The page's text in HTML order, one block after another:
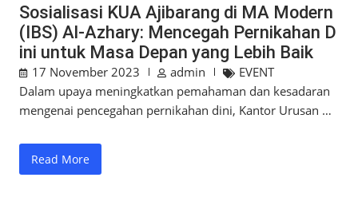
Sosialisasi KUA Ajibarang di MA Modern
(IBS) Al-Azhary: Mencegah Pernikahan D
ini untuk Masa Depan yang Lebih Baik
17 November 2023 admin
EVENT
Dalam upaya meningkatkan pemahaman dan kesadaran
mengenai pencegahan pernikahan dini, Kantor Urusan …
Read More